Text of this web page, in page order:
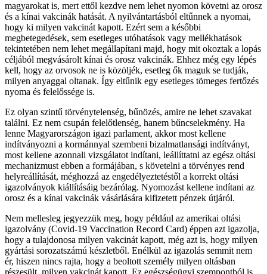
magyarokat is, mert ettől kezdve nem lehet nyomon követni az orosz
és a kínai vakcinák hatását. A nyilvántartásból eltűnnek a nyomai,
hogy ki milyen vakcinát kapott. Ezért sem a későbbi
megbetegedések, sem esetleges utóhatások vagy mellékhatások
tekintetében nem lehet megállapítani majd, hogy mit okoztak a lopás
céljából megvásárolt kínai és orosz vakcinák. Ehhez még egy lépés
kell, hogy az orvosok ne is közöljék, esetleg ők maguk se tudják,
milyen anyaggal oltanak. Így eltűnik egy esetleges tömeges fertőzés
nyoma és felelőssége is.
Ez olyan szintű törvénytelenség, bűnözés, amire ne lehet szavakat
találni. Ez nem csupán felelőtlenség, hanem bűncselekmény. Ha
lenne Magyarországon igazi parlament, akkor most kellene
indítványozni a kormánnyal szembeni bizalmatlansági indítványt,
most kellene azonnali vizsgálatot indítani, leállíttatni az egész oltási
mechanizmust ebben a formájában, s követelni a törvényes rend
helyreállítását, méghozzá az engedélyeztetéstől a korrekt oltási
igazolványok kiállításáig bezárólag. Nyomozást kellene indítani az
orosz és a kínai vakcinák vásárlására kifizetett pénzek útjáról.
Nem mellesleg jegyezzük meg, hogy például az amerikai oltási
igazolvány (Covid-19 Vaccination Record Card) éppen azt igazolja,
hogy a tulajdonosa milyen vakcinát kapott, még azt is, hogy milyen
gyártási sorozatszámú készletből. Enélkül az igazolás semmit nem
ér, hiszen nincs rajta, hogy a beoltott személy milyen oltásban
részesült, milyen vakcinát kapott. Ez egészségügyi szempontból is